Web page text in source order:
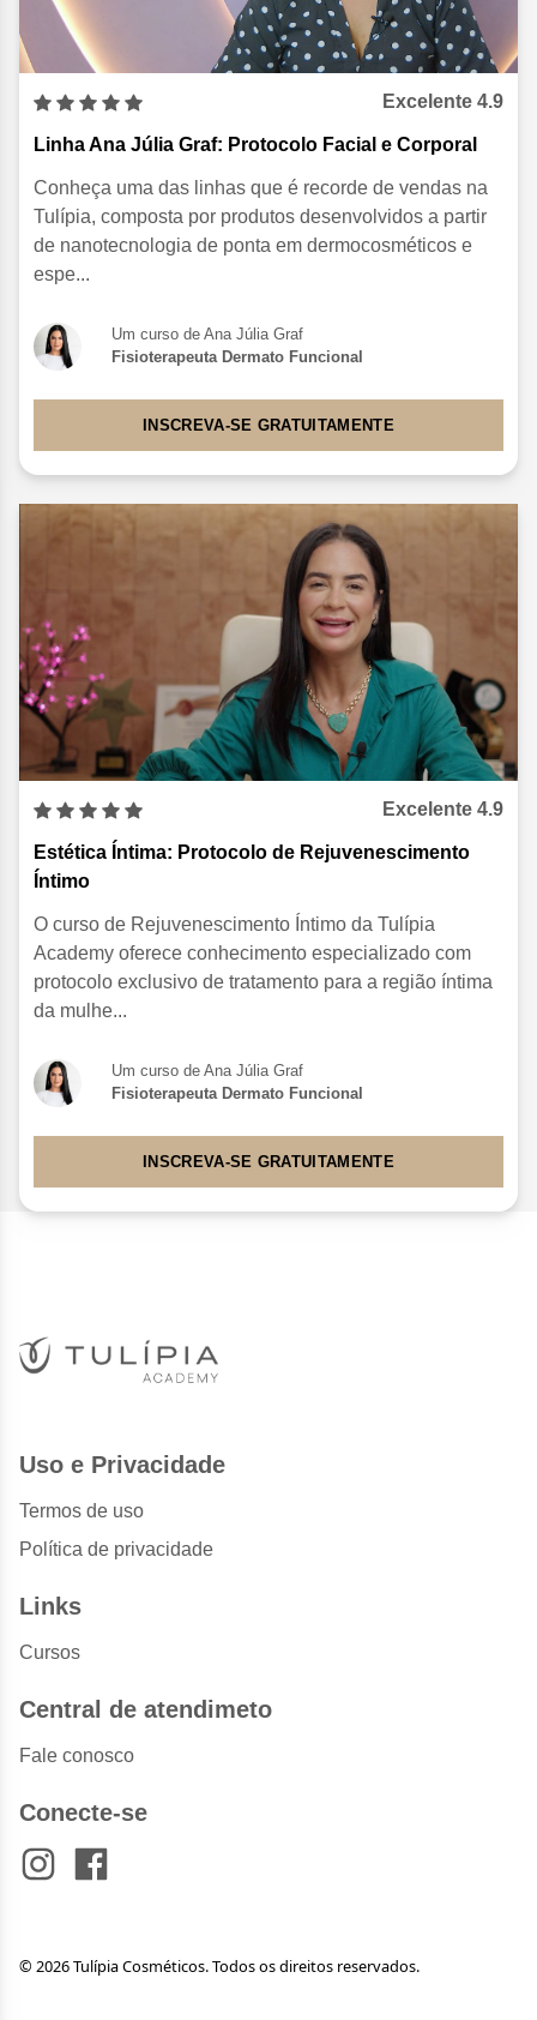
Excelente 4.9
Linha Ana Júlia Graf: Protocolo Facial e Corporal
Conheça uma das linhas que é recorde de vendas na
Tulípia, composta por produtos desenvolvidos a partir
de nanotecnologia de ponta em dermocosméticos e
espe...
Um curso de Ana Júlia Graf
Fisioterapeuta Dermato Funcional
INSCREVA-SE GRATUITAMENTE
Excelente 4.9
Estética Íntima: Protocolo de Rejuvenescimento
Íntimo
O curso de Rejuvenescimento Íntimo da Tulípia
Academy oferece conhecimento especializado com
protocolo exclusivo de tratamento para a região íntima
da mulhe...
Um curso de Ana Júlia Graf
Fisioterapeuta Dermato Funcional
INSCREVA-SE GRATUITAMENTE
Uso e Privacidade
Termos de uso
Política de privacidade
Links
Cursos
Central de atendimeto
Fale conosco
Conecte-se
© 2026 Tulípia Cosméticos. Todos os direitos reservados.